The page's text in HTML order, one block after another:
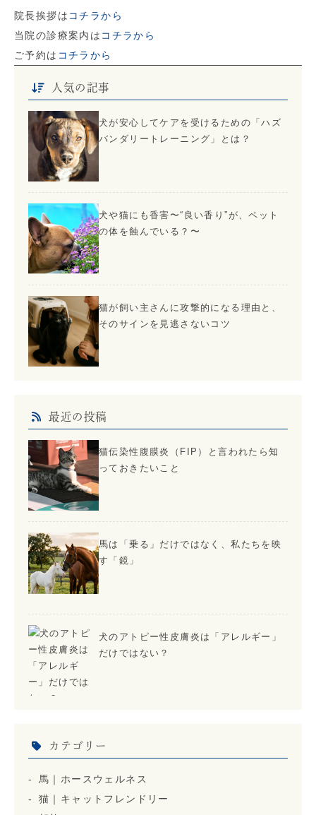
院長挨拶は コチラから
当院の診療案内は コチラから
ご予約は コチラから
人気の記事
犬が安心してケアを受けるための「ハズ
バンダリートレーニング」とは？
犬や猫にも香害〜“良い香り”が、ペット
の体を蝕んでいる？〜
猫が飼い主さんに攻撃的になる理由と、
そのサインを見逃さないコツ
最近の投稿
猫伝染性腹膜炎（FIP）と言われたら知
っておきたいこと
馬は「乗る」だけではなく、私たちを映
す「鏡」
犬のアトピー性皮膚炎は「アレルギー」
だけではない？
カテゴリー
馬｜ホースウェルネス
猫｜キャットフレンドリー